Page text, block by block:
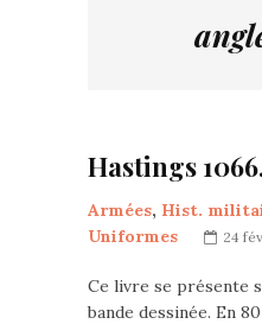
Hastings
Armées, Hist.
Uniformes
24
Ce livre se présente
bande dessinée. En